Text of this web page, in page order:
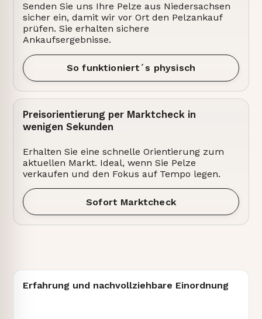
Senden Sie uns Ihre Pelze aus Niedersachsen
sicher ein, damit wir vor Ort den Pelzankauf
prüfen. Sie erhalten sichere
Ankaufsergebnisse.
So funktioniert´s physisch
Preisorientierung per Marktcheck in
wenigen Sekunden
Erhalten Sie eine schnelle Orientierung zum
aktuellen Markt. Ideal, wenn Sie Pelze
verkaufen und den Fokus auf Tempo legen.
Sofort Marktcheck
Erfahrung und nachvollziehbare Einordnung